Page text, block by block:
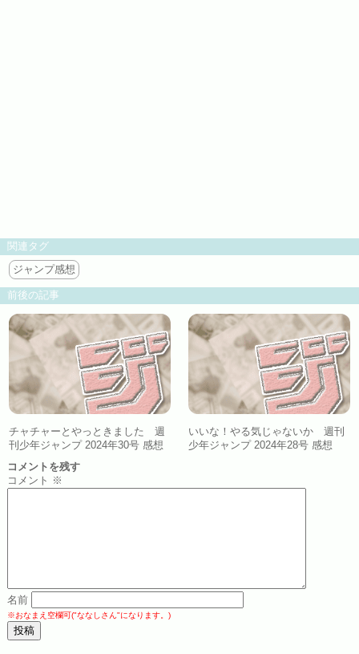
関連タグ
ジャンプ感想
前後の記事
チャチャーとやっときました 週
刊少年ジャンプ 2024年30号 感想
いいな！やる気じゃないか 週刊
少年ジャンプ 2024年28号 感想
コメントを残す
コメント ※
名前
※おなまえ空欄可("ななしさん"になります。)